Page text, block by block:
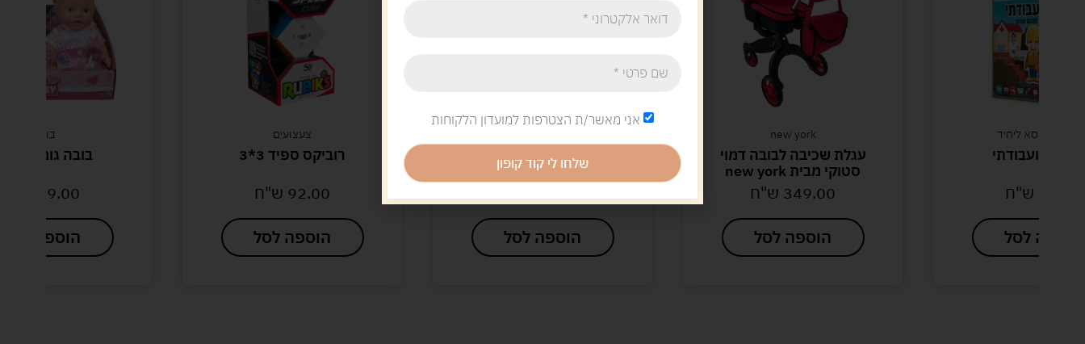
קופסא ליחיד
אני ועבודתי
ש"ח
הוספה לסל
new york
עגלת שכיבה לבובה דמוי
סטוקי מבית new york
349.00 ש"ח
הוספה לסל
צעצוע לתינוק היפופוטם
הוספה לסל
צעצועים
רוביקס ספיד 3*3
92.00 ש"ח
הוספה לסל
בובות
בובה גומי
79.00
הוספה לסל
אני מאשר/ת הצטרפות למועדון הלקוחות
שלחו לי קוד קופון